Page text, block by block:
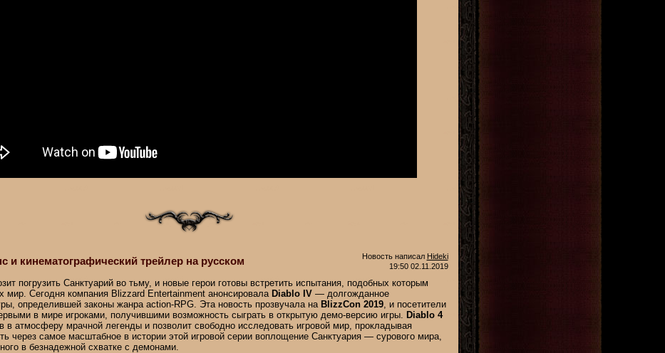
и кинематографический трейлер на русском Новость написал Hideki
19:50 02.11.2019
погрузить Санктуарий во тьму, и новые герои готовы встретить испытания, подобных которым
мир. Сегодня компания Blizzard Entertainment анонсировала Diablo IV— долгожданное
определившей законы жанра action-RPG. Эта новость прозвучала на BlizzCon 2019, и посетители
в мире игроками, получившими возможность сыграть в открытую демо-версию игры. Diablo 4
в атмосферу мрачной легенды и позволит свободно исследовать игровой мир, прокладывая
через самое масштабное в истории этой игровой серии воплощение Санктуария — сурового мира,
в безнадежной схватке с демонами.